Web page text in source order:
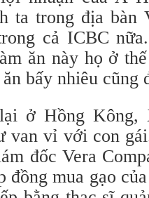
ta trong địa bàn
cả ICBC
ăn này họ ở
bấy nhiêu
ở Hồng Kông,
van vỉ với con
đốc Vera
đồng mua gạo